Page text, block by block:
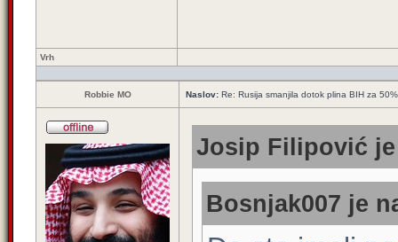
Vrh
Robbie MO Naslov: Re: Rusija smanjila dotok plina BIH za 50%
Josip Filipović
Bosnjak007 je